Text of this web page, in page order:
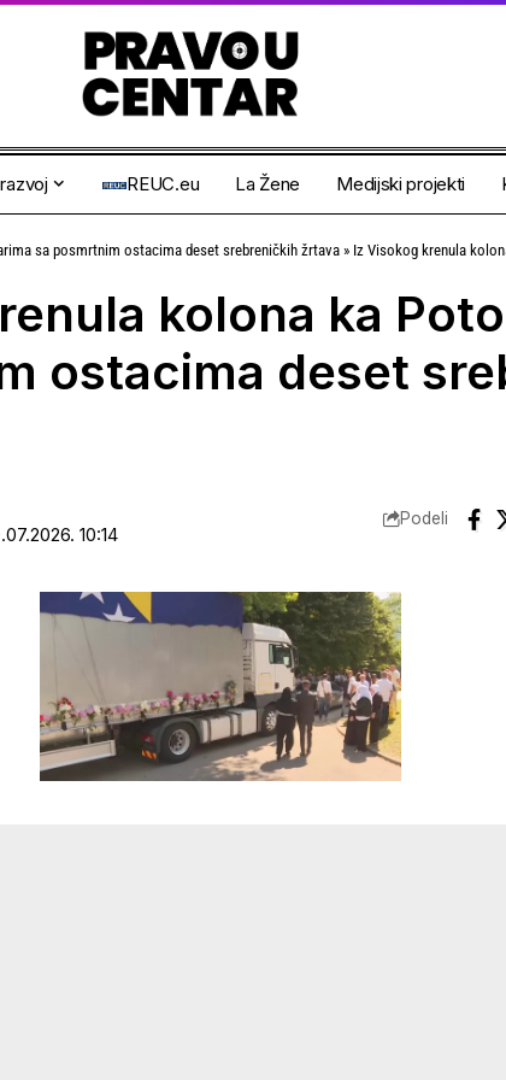
REUC.eu La Žene Medijski projekti
sa posmrtnim ostacima deset srebreničkih žrtava » Iz Visokog krenula kolona ka
kolona ka
ostacima deset
10:14
Podeli